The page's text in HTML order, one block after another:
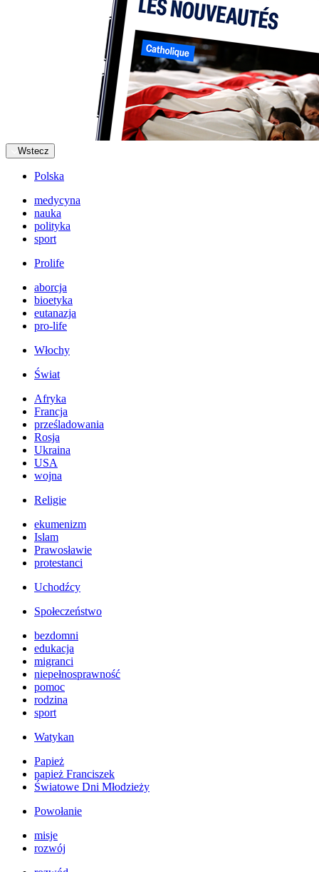
Wstecz
Polska
medycyna
nauka
polityka
sport
Prolife
aborcja
bioetyka
eutanazja
pro-life
Włochy
Świat
Afryka
Francja
prześladowania
Rosja
Ukraina
USA
wojna
Religie
ekumenizm
Islam
Prawosławie
protestanci
Uchodźcy
Społeczeństwo
bezdomni
edukacja
migranci
niepełnosprawność
pomoc
rodzina
sport
Watykan
Papież
papież Franciszek
Światowe Dni Młodzieży
Powołanie
misje
rozwój